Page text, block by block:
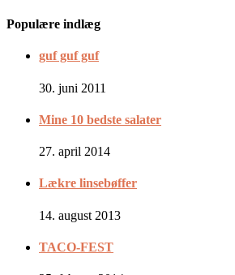
Populære indlæg
guf guf guf
30. juni 2011
Mine 10 bedste salater
27. april 2014
Lækre linsebøffer
14. august 2013
TACO-FEST